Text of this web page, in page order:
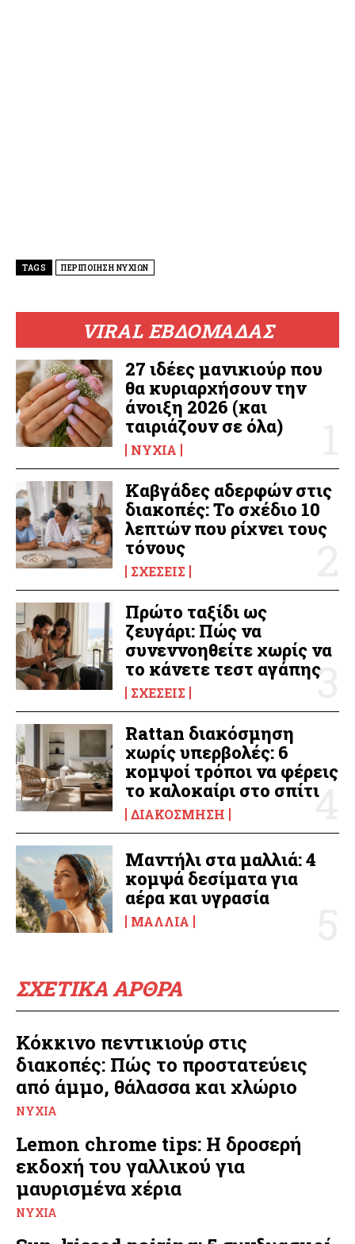
VIRAL ΕΒΔΟΜΑΔΑΣ
27 ιδέες μανικιούρ που
θα κυριαρχήσουν την
άνοιξη 2026 (και
ταιριάζουν σε όλα)
ΝΎΧΙΑ
Καβγάδες αδερφών στις
διακοπές: Το σχέδιο 10
λεπτών που ρίχνει τους
τόνους
ΣΧΈΣΕΙΣ
Πρώτο ταξίδι ως
ζευγάρι: Πώς να
συνεννοηθείτε χωρίς να
το κάνετε τεστ αγάπης
ΣΧΈΣΕΙΣ
Rattan διακόσμηση
χωρίς υπερβολές: 6
κομψοί τρόποι να φέρεις
το καλοκαίρι στο σπίτι
ΔΙΑΚΌΣΜΗΣΗ
Μαντήλι στα μαλλιά: 4
κομψά δεσίματα για
αέρα και υγρασία
ΜΑΛΛΙΆ
ΣΧΕΤΙΚΑ ΑΡΘΡΑ
Κόκκινο πεντικιούρ στις
διακοπές: Πώς το προστατεύεις
από άμμο, θάλασσα και χλώριο
ΝΎΧΙΑ
Lemon chrome tips: Η δροσερή
εκδοχή του γαλλικού για
μαυρισμένα χέρια
ΝΎΧΙΑ
TAGS ΠΕΡΙΠΟΙΗΣΗ ΝΥΧΙΩΝ